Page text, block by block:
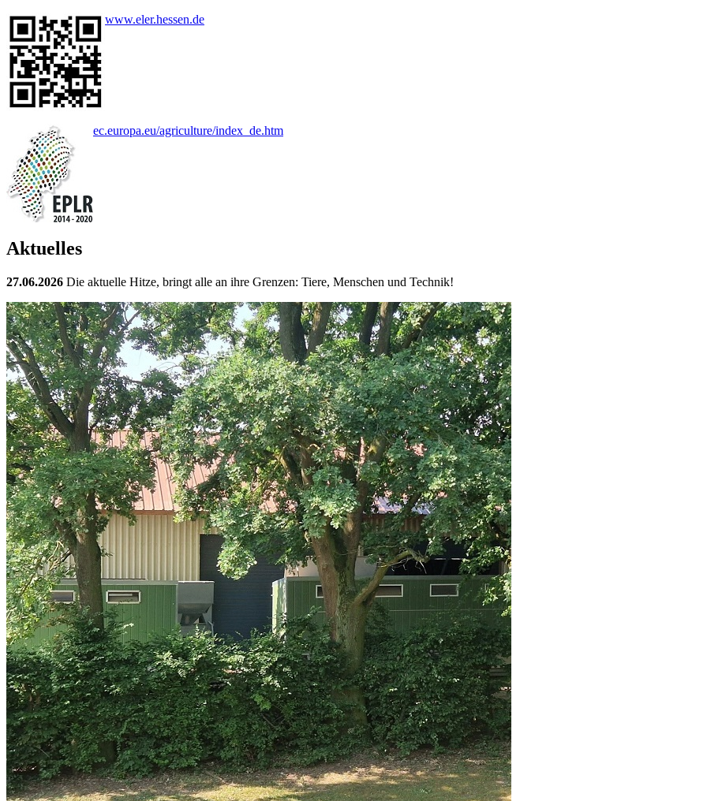
www.eler.hessen.de
ec.europa.eu/agriculture/index_de.htm
Aktuelles
27.06.2026 Die aktuelle Hitze, bringt alle an ihre Grenzen: Tiere, Menschen und Technik!